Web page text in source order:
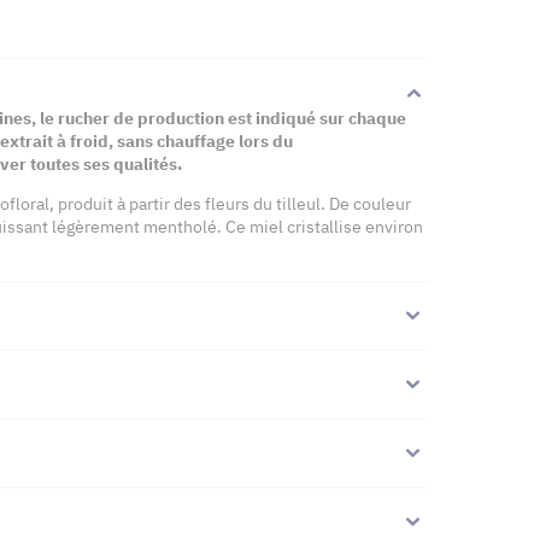
le rucher de production est indiqué sur chaque
à froid, sans chauffage lors du
toutes ses qualités.
produit à partir des fleurs du tilleul. De couleur
légèrement mentholé. Ce miel cristallise environ